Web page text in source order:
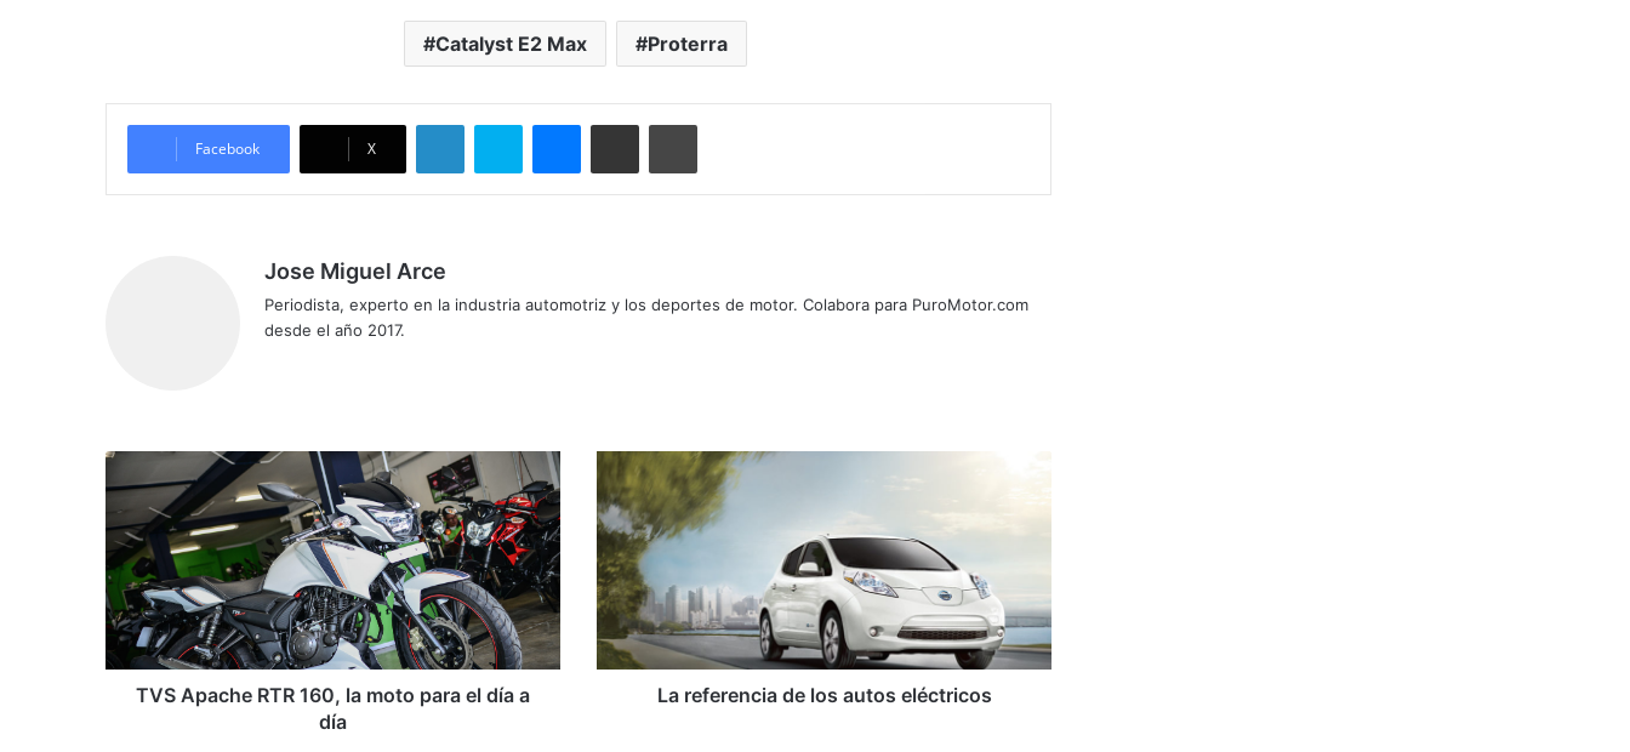
Catalyst E2 Max Proterra
Facebook X
Jose Miguel Arce
Periodista, experto en la industria automotriz y los deportes de motor. Colabora para PuroMotor.com
desde el año 2017.
b
T
V
A
a
c
e
TVS Apache RTR 160, la moto para el día a
día
L
r
e
f
e
r
e
n
La referencia de los autos eléctricos